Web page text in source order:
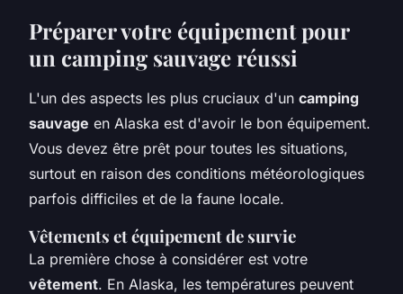
Préparer votre équipement pour
un camping sauvage réussi
L'un des aspects les plus cruciaux d'un camping
sauvage en Alaska est d'avoir le bon équipement.
Vous devez être prêt pour toutes les situations,
surtout en raison des conditions météorologiques
parfois difficiles et de la faune locale.
Vêtements et équipement de survie
La première chose à considérer est votre
vêtement. En Alaska, les températures peuvent